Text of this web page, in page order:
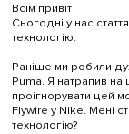
Всім привіт
Сьогодні у нас
технологію.
Раніше ми робили
Puma. Я натрапив на
проігнорувати цей
Flywire у Nike. Мені
технологію?